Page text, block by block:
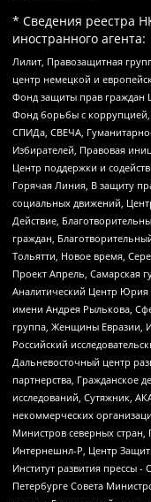
* Сведения реестра
иностранного агента:
Лилит, Правозащитная
центр немецкой и
Фонд защиты прав граждан
Фонд борьбы с
СПИДа, СВЕЧА,
Избирателей, Правовая
Центр поддержки и
Горячая Линия, В защиту
социальных движений,
Действие,
граждан,
Тольятти, Новое время,
Проект Апрель, Самарская
Аналитический Центр Юрия
имени Андрея Рылькова,
группа, Женщины Евразии,
Российский
Дальневосточный центр
партнерства, Гражданское
исследований, Сутяжник,
некоммерческих
Министров северных стран,
Интернешнл-Р, Центр
Институт развития прессы
Петербурге Совета